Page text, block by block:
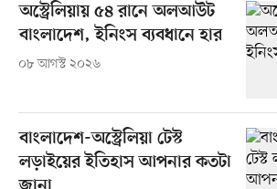
অস্ট্রেলিয়ায় ৫৪ রানে অলআউট
বাংলাদেশ, ইনিংস ব্যবধানে হার
০৮ আগস্ট ২০২৬
বাংলাদেশ-অস্ট্রেলিয়া টেস্ট
লড়াইয়ের ইতিহাস আপনার কতটা